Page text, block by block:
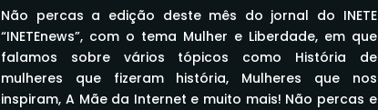
Não percas a edição deste mês do jornal do INETE
“INETEnews”, com o tema Mulher e Liberdade, em que
falamos sobre vários tópicos como História de
mulheres que fizeram história, Mulheres que nos
inspiram, A Mãe da Internet e muito mais! Não percas e